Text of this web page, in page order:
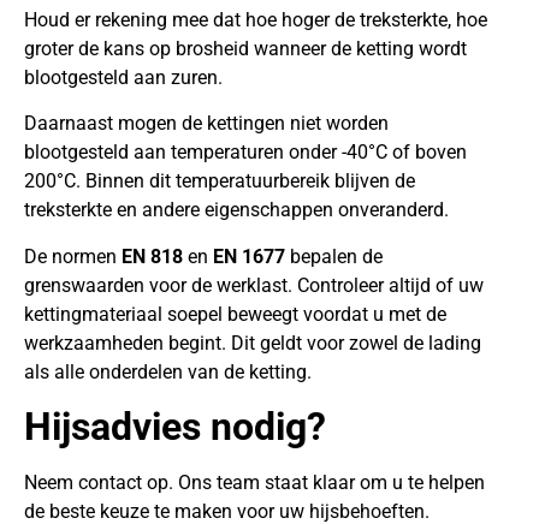
Houd er rekening mee dat hoe hoger de treksterkte, hoe
groter de kans op brosheid wanneer de ketting wordt
blootgesteld aan zuren.
Daarnaast mogen de kettingen niet worden
blootgesteld aan temperaturen onder -40°C of boven
200°C. Binnen dit temperatuurbereik blijven de
treksterkte en andere eigenschappen onveranderd.
De normen EN 818 en EN 1677 bepalen de
grenswaarden voor de werklast. Controleer altijd of uw
kettingmateriaal soepel beweegt voordat u met de
werkzaamheden begint. Dit geldt voor zowel de lading
als alle onderdelen van de ketting.
Hijsadvies nodig?
Neem contact op. Ons team staat klaar om u te helpen
de beste keuze te maken voor uw hijsbehoeften.